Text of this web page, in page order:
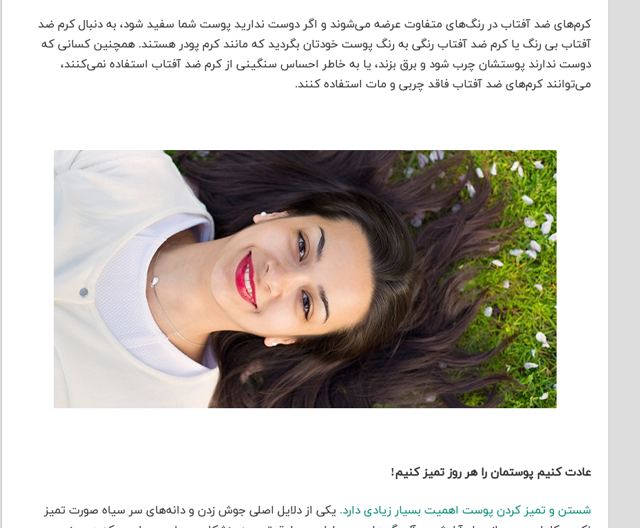
کرم‌های ضد آفتاب در رنگ‌های متفاوت عرضه می‌شوند و اگر دوست ندارید پوست شما سفید شود، به دنبال کرم ضد
آفتاب بی رنگ یا کرم ضد آفتاب رنگی به رنگ پوست خودتان بگردید که مانند کرم‌ پودر هستند. همچنین کسانی که
دوست ندارند پوستشان چرب شود و برق بزند، یا به خاطر احساس سنگینی از کرم ضد آفتاب استفاده نمی‌کنند،
می‌توانند کرم‌های ضد آفتاب فاقد چربی و مات استفاده کنند.
عادت کنیم پوستمان را هر روز تمیز کنیم!
شستن و تمیز کردن پوست اهمیت بسیار زیادی دارد. یکی از دلایل اصلی جوش زدن و دانه‌های سر سیاه صورت تمیز